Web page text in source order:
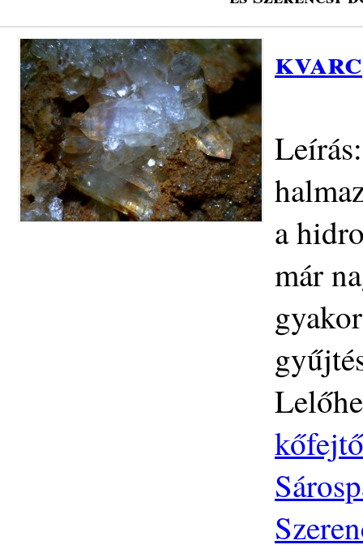
kvarc
a
már